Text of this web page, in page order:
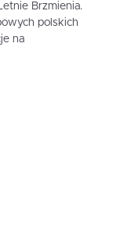
Brzmienia.
polskich
na